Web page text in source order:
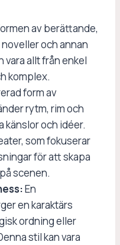
av berättande,
och annan
vara allt från enkel
komplex.
form av
rytm, rim och
och idéer.
som fokuserar
för att skapa
scenen.
En
en karaktärs
ordning eller
stil kan vara